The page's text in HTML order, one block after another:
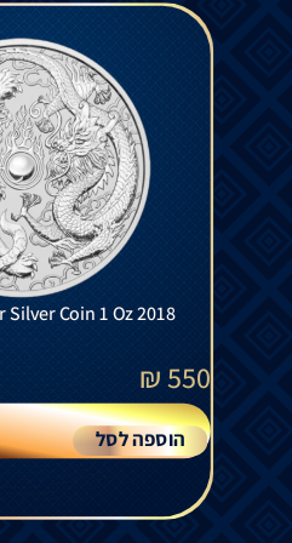
Coin 1 Oz 2018
550
₪
הוספה לסל